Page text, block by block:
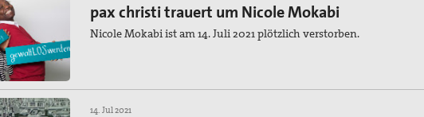
pax christi trauert um Nicole Mokabi
Nicole Mokabi ist am 14. Juli 2021 plötzlich verstorben.
14. Jul 2021